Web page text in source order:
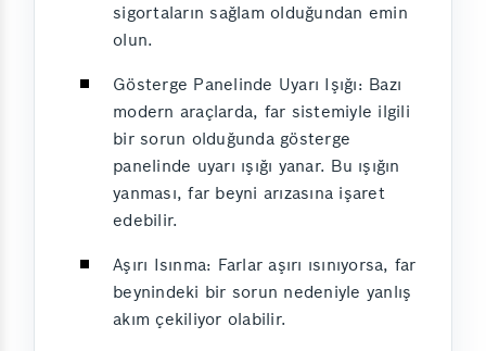
sigortaların sağlam olduğundan emin
olun.
Gösterge Panelinde Uyarı Işığı: Bazı
modern araçlarda, far sistemiyle ilgili
bir sorun olduğunda gösterge
panelinde uyarı ışığı yanar. Bu ışığın
yanması, far beyni arızasına işaret
edebilir.
Aşırı Isınma: Farlar aşırı ısınıyorsa, far
beynindeki bir sorun nedeniyle yanlış
akım çekiliyor olabilir.